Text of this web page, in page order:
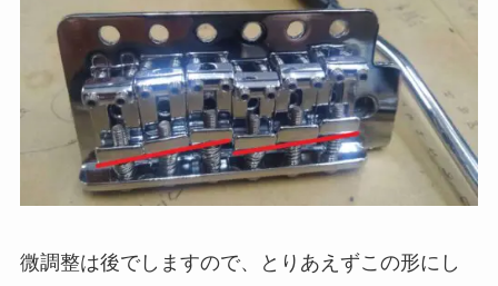
微調整は後でしますので、とりあえずこの形にし